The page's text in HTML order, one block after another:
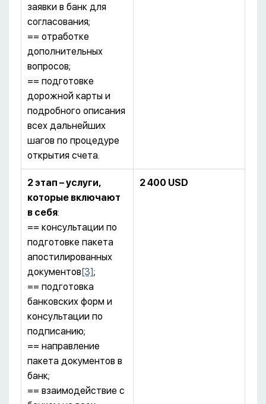
заявки в банк для
согласования;
== отработке
дополнительных
вопросов;
== подготовке
дорожной карты и
подробного описания
всех дальнейших
шагов по процедуре
открытия счета.
2 этап – услуги,
которые включают
в себя:
== консультации по
подготовке пакета
апостилированных
документов[3];
== подготовка
банковских форм и
консультации по
подписанию;
== направление
пакета документов в
банк;
== взаимодействие с
2 400 USD